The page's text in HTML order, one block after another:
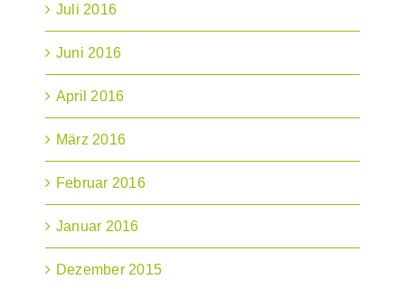
Juli 2016
Juni 2016
April 2016
März 2016
Februar 2016
Januar 2016
Dezember 2015